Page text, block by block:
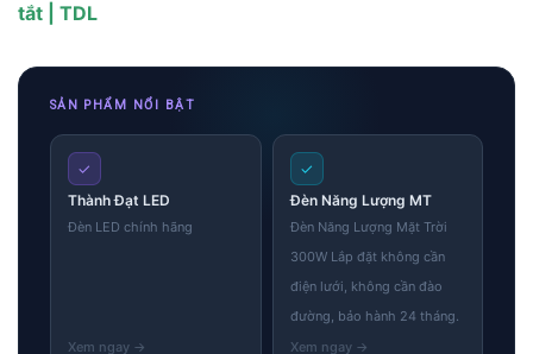
tắt | TDL
SẢN PHẨM NỔI BẬT
✓
Thành Đạt LED
Đèn LED chính hãng
✓
Đèn Năng Lượng MT
Đèn Năng Lượng Mặt Trời
300W Lắp đặt không cần
điện lưới, không cần đào
đường, bảo hành 24 tháng.